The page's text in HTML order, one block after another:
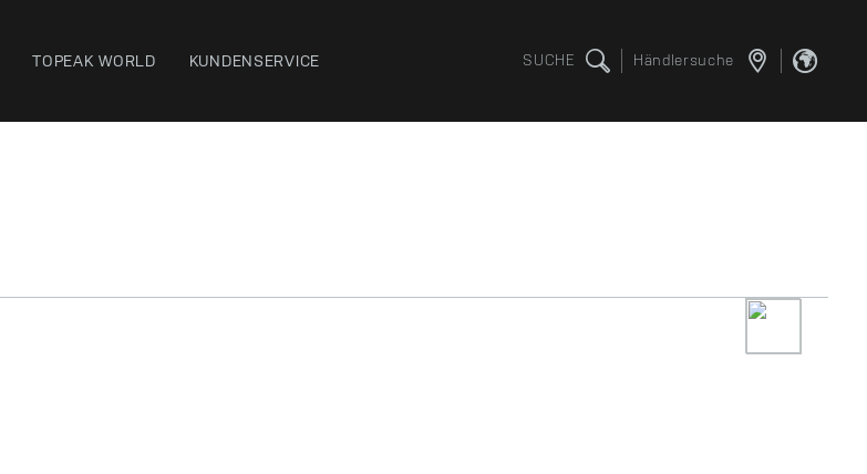
TOPEAK WORLD KUNDENSERVICE SUCHE Händlersuche